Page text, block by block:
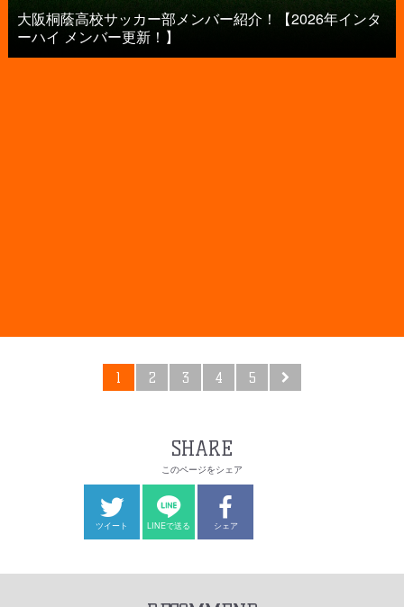
大阪桐蔭高校サッカー部メンバー紹介！【2026年インタ
ーハイ メンバー更新！】
1 2 3 4 5
SHARE
このページをシェア
ツイート LINEで送る シェア